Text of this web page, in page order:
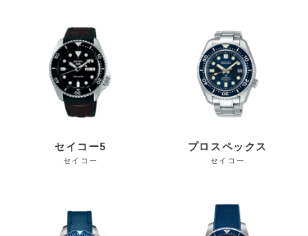
セイコー5
セイコー
プロスペックス
セイコー